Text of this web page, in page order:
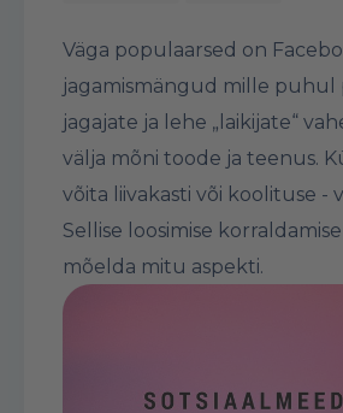
Väga populaarsed on
jagamismängud mille puhul
jagajate ja lehe „laikijate“
välja mõni toode ja teenus.
võita liivakasti või koolituse -
Sellise loosimise
mõelda mitu aspekti.